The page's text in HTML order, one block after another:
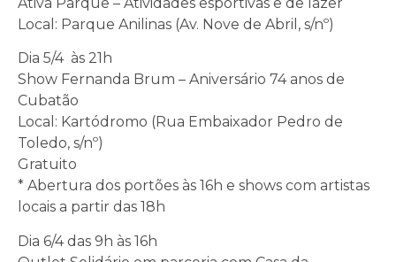
Local: Parque Anilinas (Av. Nove de Abril, s/nº)
Dia 5/4 às 21h
Show Fernanda Brum – Aniversário 74 anos de
Cubatão
Local: Kartódromo (Rua Embaixador Pedro de
Toledo, s/nº)
Gratuito
* Abertura dos portões às 16h e shows com artistas
locais a partir das 18h
Dia 6/4 das 9h às 16h